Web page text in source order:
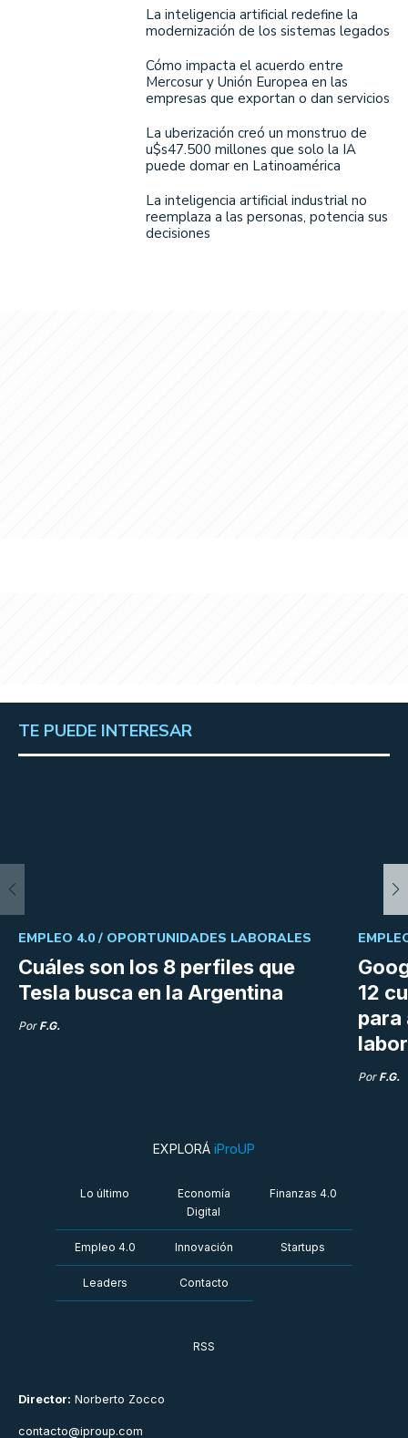
La inteligencia artificial redefine la
modernización de los sistemas legados
Cómo impacta el acuerdo entre
Mercosur y Unión Europea en las
empresas que exportan o dan servicios
La uberización creó un monstruo de
u$s47.500 millones que solo la IA
puede domar en Latinoamérica
La inteligencia artificial industrial no
reemplaza a las personas, potencia sus
decisiones
TE PUEDE INTERESAR
Cuáles son los 8 perfiles que
Tesla busca en la Argentina
EMPLEO 4.0 / OPORTUNIDADES LABORALES
Por F.G.
12
para
Por F.G.
Director: Norberto Zocco
contacto@iproup.com
EXPLORÁ iProUP
Lo último
Economía
Digital
Finanzas 4.0
Empleo 4.0 Innovación Startups
Leaders Contacto
RSS